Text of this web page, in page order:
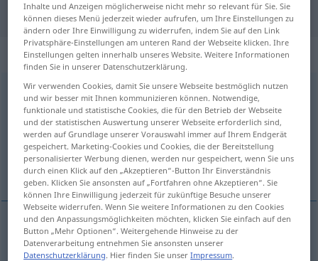
"lautlos" Polnisch Übersetzung
„lautlos“
lautlos
Übersicht aller Übersetzungen
(Für mehr Details die Übersetzung anklicken/antippen)
bezgłośny, bezszelestny
bezgłośny,bezszelestny lautlos
Inhalte und Anzeigen möglicherweise nicht mehr so relevant für Sie. Sie
können dieses Menü jederzeit wieder aufrufen, um Ihre Einstellungen zu
ändern oder Ihre Einwilligung zu widerrufen, indem Sie auf den Link
Privatsphäre-Einstellungen am unteren Rand der Webseite klicken. Ihre
Einstellungen gelten innerhalb unseres Website. Weitere Informationen
finden Sie in unserer Datenschutzerklärung.
Wir verwenden Cookies, damit Sie unsere Webseite bestmöglich nutzen
und wir besser mit Ihnen kommunizieren können. Notwendige,
funktionale und statistische Cookies, die für den Betrieb der Webseite
und der statistischen Auswertung unserer Webseite erforderlich sind,
werden auf Grundlage unserer Vorauswahl immer auf Ihrem Endgerät
gespeichert. Marketing-Cookies und Cookies, die der Bereitstellung
personalisierter Werbung dienen, werden nur gespeichert, wenn Sie uns
durch einen Klick auf den „Akzeptieren“-Button Ihr Einverständnis
geben. Klicken Sie ansonsten auf „Fortfahren ohne Akzeptieren“. Sie
können Ihre Einwilligung jederzeit für zukünftige Besuche unserer
Webseite widerrufen. Wenn Sie weitere Informationen zu den Cookies
und den Anpassungsmöglichkeiten möchten, klicken Sie einfach auf den
Button „Mehr Optionen“. Weitergehende Hinweise zu der
Datenverarbeitung entnehmen Sie ansonsten unserer
Datenschutzerklärung. Hier finden Sie unserImpressum.